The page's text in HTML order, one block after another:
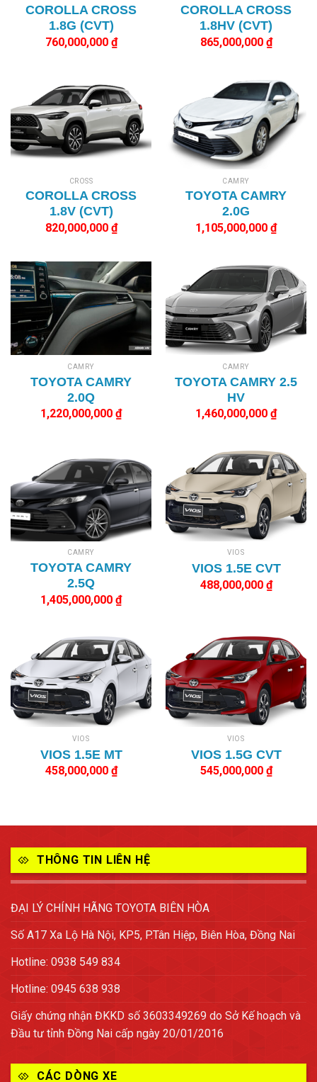
COROLLA CROSS
1.8G (CVT)
760,000,000 ₫
COROLLA CROSS
1.8HV (CVT)
865,000,000 ₫
CROSS
COROLLA CROSS
1.8V (CVT)
820,000,000 ₫
CAMRY
TOYOTA CAMRY
2.0G
1,105,000,000 ₫
CAMRY
TOYOTA CAMRY
2.0Q
1,220,000,000 ₫
CAMRY
TOYOTA CAMRY 2.5
HV
1,460,000,000 ₫
CAMRY
TOYOTA CAMRY
2.5Q
1,405,000,000 ₫
VIOS
VIOS 1.5E CVT
488,000,000 ₫
VIOS
VIOS 1.5E MT
458,000,000 ₫
VIOS
VIOS 1.5G CVT
545,000,000 ₫
THÔNG TIN LIÊN HỆ
ĐẠI LÝ CHÍNH HÃNG TOYOTA BIÊN HÒA
Số A17 Xa Lộ Hà Nội, KP5, P.Tân Hiệp, Biên Hòa, Đồng Nai
Hotline: 0938 549 834
Hotline: 0945 638 938
Giấy chứng nhận ĐKKD số 3603349269 do Sở Kế hoạch và
Đầu tư tỉnh Đồng Nai cấp ngày 20/01/2016
CÁC DÒNG XE